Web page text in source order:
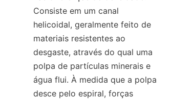
Consiste em um canal
helicoidal, geralmente feito de
materiais resistentes ao
desgaste, através do qual uma
polpa de partículas minerais e
água flui. À medida que a polpa
desce pelo espiral, forças